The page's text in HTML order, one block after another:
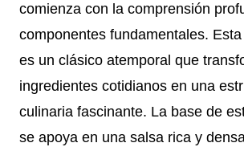
comienza con la comprensión
componentes fundamentales.
es un clásico atemporal que
ingredientes cotidianos en una
culinaria fascinante. La base de
se apoya en una salsa rica y